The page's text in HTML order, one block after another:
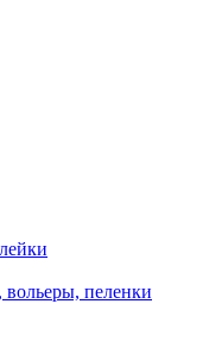
пеленки